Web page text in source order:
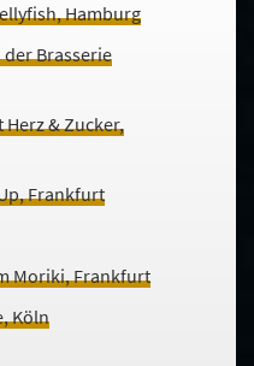
Hamburg
Brasserie
& Zucker,
Frankfurt
Moriki, Frankfurt
Köln